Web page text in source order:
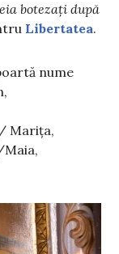
botezați după
Libertatea.
nume
Marița,